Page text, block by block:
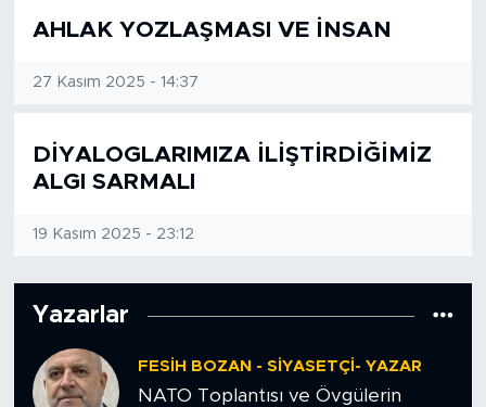
AHLAK YOZLAŞMASI VE İNSAN
27 Kasım 2025 - 14:37
DİYALOGLARIMIZA İLİŞTİRDİĞİMİZ
ALGI SARMALI
19 Kasım 2025 - 23:12
Yazarlar
FESIH BOZAN - SIYASETÇI- YAZAR
NATO Toplantısı ve Övgülerin
SPOR
YAŞAM
KADIN
SAĞLIK